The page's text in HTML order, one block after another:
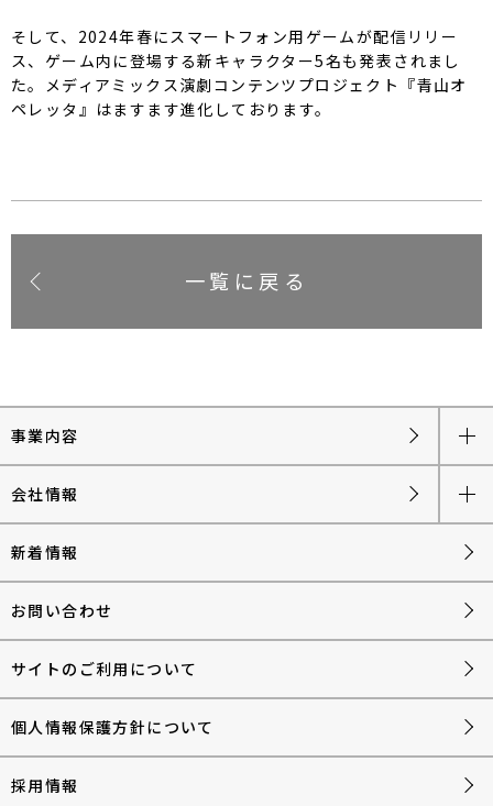
そして、2024年春にスマートフォン用ゲームが配信リリー
ス、ゲーム内に登場する新キャラクター5名も発表されまし
た。メディアミックス演劇コンテンツプロジェクト『青山オ
ペレッタ』はますます進化しております。
一覧に戻る
事業内容
会社情報
新着情報
お問い合わせ
サイトのご利用について
個人情報保護方針について
採用情報